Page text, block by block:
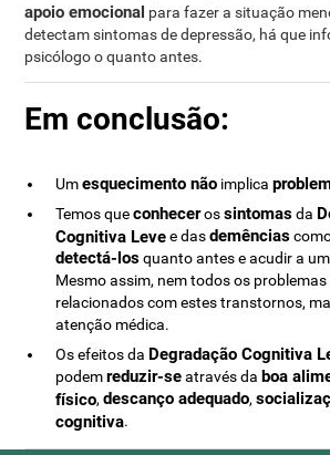
apoio emocional para fazer a situação
detectam sintomas de depressão, há que
psicólogo o quanto antes.
Em conclusão:
Umesquecimento não implica
Temos queconhecerossintomasda
Cognitiva Levee dasdemências
detectá-losquanto antes e acudir a
Mesmo assim, nem todos os
relacionados com estes transtornos,
atenção médica.
Os efeitos da Degradação Cognitiva
podemreduzir-seatravés da boa
físico,descanço adequado,
cognitiva.